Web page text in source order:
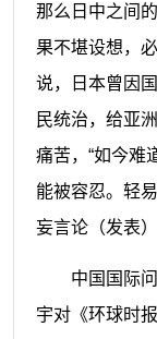
那么日中之间
果不堪设想，
说，日本曾因
民统治，给亚
痛苦，“如今难
能被容忍。轻
妄言论（发表
中国国际
宇对《环球时